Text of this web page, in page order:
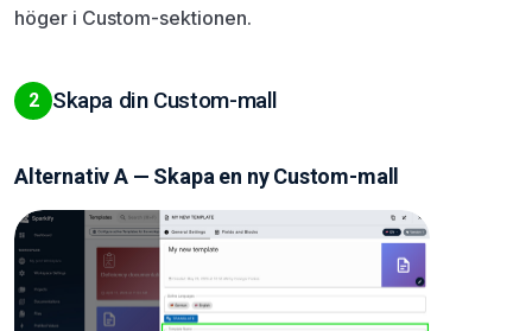
höger i Custom-sektionen.
2 Skapa din Custom-mall
Alternativ A — Skapa en ny Custom-mall